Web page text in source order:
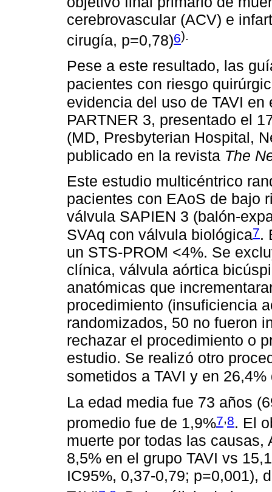
cerebrovascular (ACV) e
cirugía, p=0,78)6).
Pese a este resultado, las
pacientes con riesgo
evidencia del uso de TAVI
PARTNER 3, presentado el
(MD, Presbyterian Hospital,
publicado en la revista The
Este estudio multicéntrico
pacientes con EAoS de bajo
válvula SAPIEN 3 (balón-
SVAq con válvula biológica7.
un STS-PROM <4%. Se
clínica, válvula aórtica
anatómicas que
procedimiento (insuficiencia
randomizados, 50 no fueron
rechazar el procedimiento o
estudio. Se realizó otro
sometidos a TAVI y en
La edad media fue 73 años
promedio fue de 1,9%7,8. El
muerte por todas las
8,5% en el grupo TAVI vs
IC95%, 0,37-0,79; p=0,001),